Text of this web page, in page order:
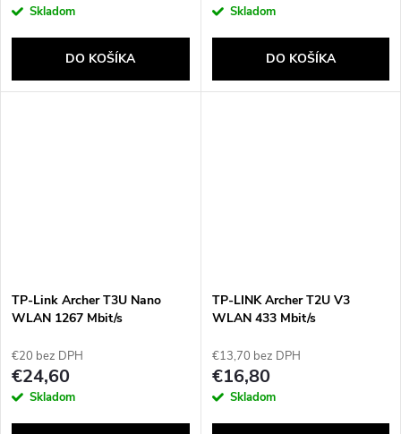
Skladom
DO KOŠÍKA
Skladom
DO KOŠÍKA
TP-Link Archer T3U Nano
WLAN 1267 Mbit/s
€20 bez DPH
€24,60
Skladom
TP-LINK Archer T2U V3
WLAN 433 Mbit/s
€13,70 bez DPH
€16,80
Skladom